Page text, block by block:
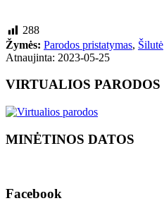
288
Žymės: Parodos pristatymas, Šilutė
Atnaujinta: 2023-05-25
VIRTUALIOS PARODOS
MINĖTINOS DATOS
Facebook